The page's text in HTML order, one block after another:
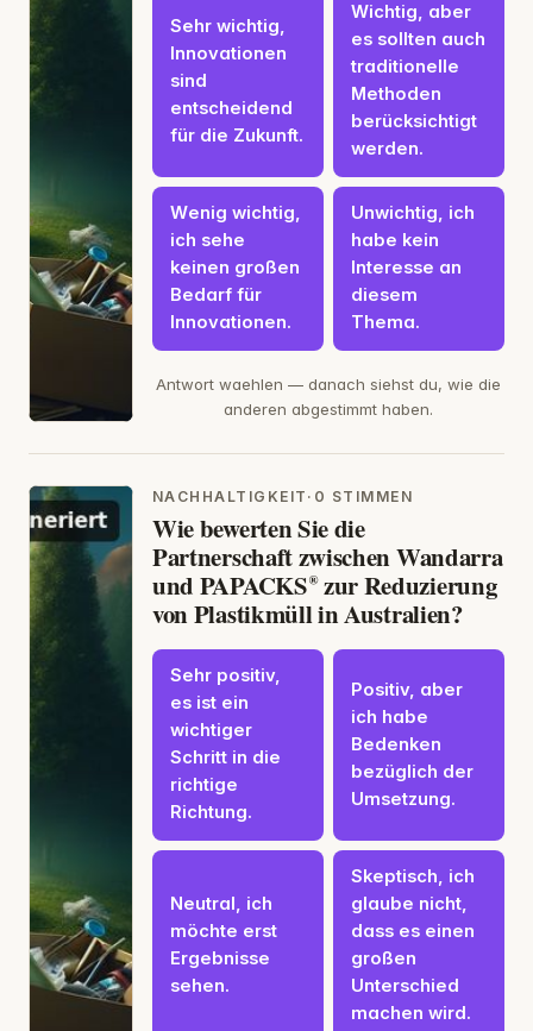
Sehr wichtig,
Innovationen
sind
entscheidend
für die Zukunft.
Wichtig, aber
es sollten auch
traditionelle
Methoden
berücksichtigt
werden.
Wenig wichtig,
ich sehe
keinen großen
Bedarf für
Innovationen.
Unwichtig, ich
habe kein
Interesse an
diesem
Thema.
Antwort waehlen — danach siehst du, wie die
anderen abgestimmt haben.
NACHHALTIGKEIT · 0 STIMMEN
Wie bewerten Sie die
Partnerschaft zwischen Wandarra
und PAPACKS® zur Reduzierung
von Plastikmüll in Australien?
Sehr positiv,
es ist ein
wichtiger
Schritt in die
richtige
Richtung.
Positiv, aber
ich habe
Bedenken
bezüglich der
Umsetzung.
Neutral, ich
möchte erst
Ergebnisse
sehen.
Skeptisch, ich
glaube nicht,
dass es einen
großen
Unterschied
machen wird.